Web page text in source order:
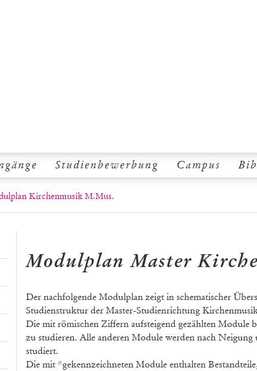
Studienbewerbung Campus
Kirchenmusik M.Mus.
Modulplan Master
Der nachfolgende Modulplan zeigt in schematischer
Studienstruktur der Master-Studienrichtung
Die mit römischen Ziffern aufsteigend gezählten Module
zu studieren. Alle anderen Module werden nach
studiert.
Die mit *gekennzeichneten Module enthalten